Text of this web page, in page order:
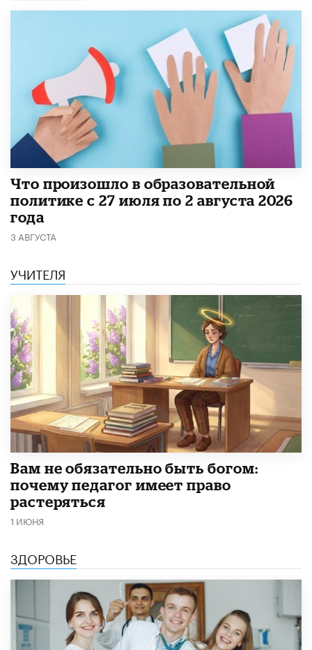
​Что произошло в образовательной
политике с 27 июля по 2 августа 2026
года
3 АВГУСТА
УЧИТЕЛЯ
​Вам не обязательно быть богом:
почему педагог имеет право
растеряться
1 ИЮНЯ
ЗДОРОВЬЕ